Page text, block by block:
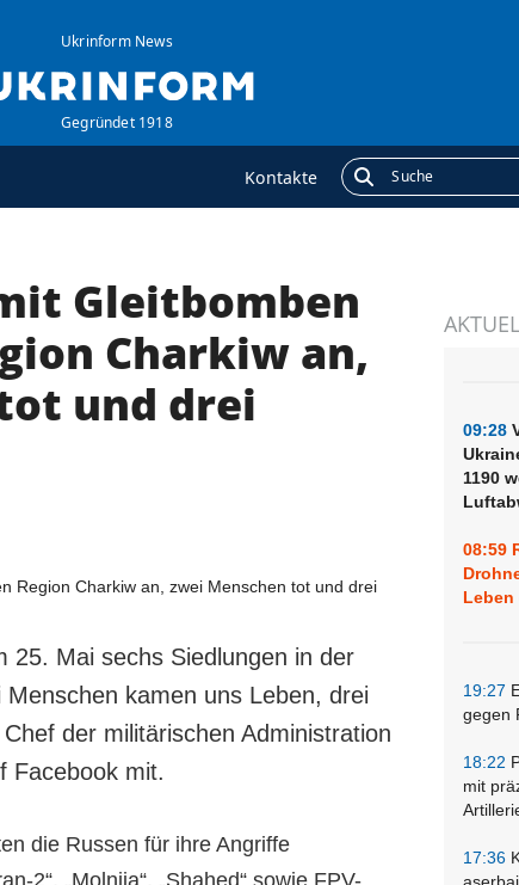
Ukrinform News
Gegründet 1918
Kontakte
ZUSÄTZLICH
Veröffentlichungen
Interview
Fotos
09:28
1190
08:59
Leben
19:27
gegen
18:22
mit
17:36
Gleitbomben
Charkiw an,
und drei
25. Mai sechs Siedlungen in der
kamen uns Leben, drei
der militärischen Administration
Facebook mit.
die Russen für ihre Angriffe
2“, „Molnija“, „Shahed“ sowie FPV-